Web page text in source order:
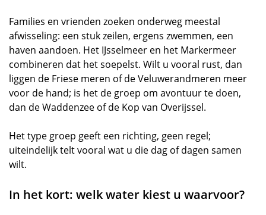
Families en vrienden zoeken onderweg meestal
afwisseling: een stuk zeilen, ergens zwemmen, een
haven aandoen. Het IJsselmeer en het Markermeer
combineren dat het soepelst. Wilt u vooral rust, dan
liggen de Friese meren of de Veluwerandmeren meer
voor de hand; is het de groep om avontuur te doen,
dan de Waddenzee of de Kop van Overijssel.
Het type groep geeft een richting, geen regel;
uiteindelijk telt vooral wat u die dag of dagen samen
wilt.
In het kort: welk water kiest u waarvoor?